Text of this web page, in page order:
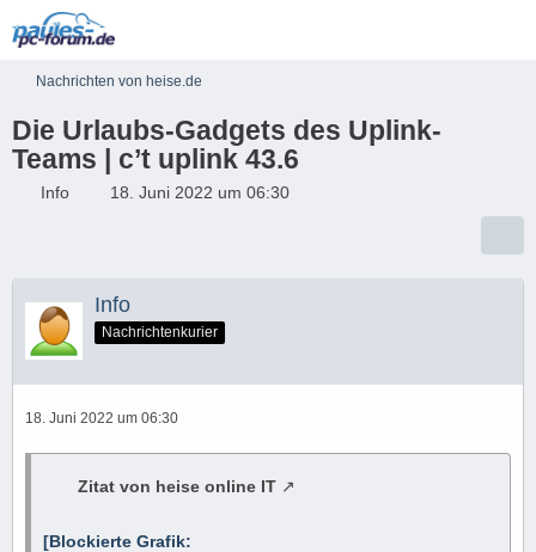
Nachrichten von heise.de
Die Urlaubs-Gadgets des Uplink-
Teams | c’t uplink 43.6
Info 18. Juni 2022 um 06:30
Info
Nachrichtenkurier
18. Juni 2022 um 06:30
Zitat von heise online IT
[Blockierte Grafik: